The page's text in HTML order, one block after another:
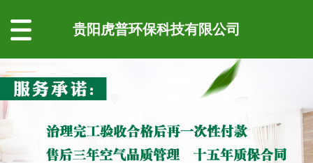
贵阳虎普环保科技有限公司